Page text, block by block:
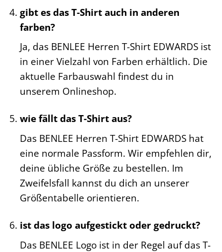
gibt es das T-Shirt auch in anderen
farben?
Ja, das BENLEE Herren T-Shirt EDWARDS ist
in einer Vielzahl von Farben erhältlich. Die
aktuelle Farbauswahl findest du in
unserem Onlineshop.
wie fällt das T-Shirt aus?
Das BENLEE Herren T-Shirt EDWARDS hat
eine normale Passform. Wir empfehlen dir,
deine übliche Größe zu bestellen. Im
Zweifelsfall kannst du dich an unserer
Größentabelle orientieren.
ist das logo aufgestickt oder gedruckt?
Das BENLEE Logo ist in der Regel auf das T-